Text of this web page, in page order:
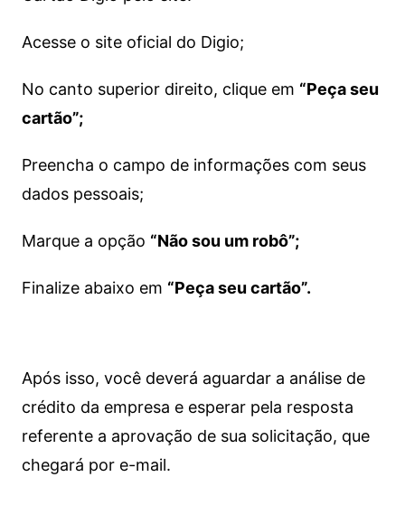
Acesse o site oficial do Digio;
No canto superior direito, clique em “Peça seu
cartão”;
Preencha o campo de informações com seus
dados pessoais;
Marque a opção “Não sou um robô”;
Finalize abaixo em “Peça seu cartão”.
Após isso, você deverá aguardar a análise de
crédito da empresa e esperar pela resposta
referente a aprovação de sua solicitação, que
chegará por e-mail.